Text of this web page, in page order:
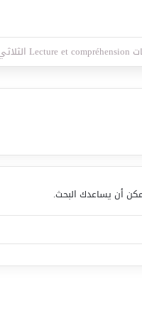
قواعد لغة الثلاثي الثالث
أن يساعدك البحث.